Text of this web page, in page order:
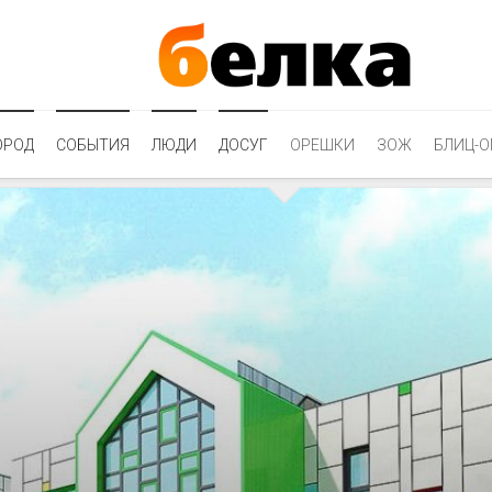
СОБЫТИЯ ЛЮДИ ДОСУГ ОРЕШКИ ЗОЖ БЛИЦ-